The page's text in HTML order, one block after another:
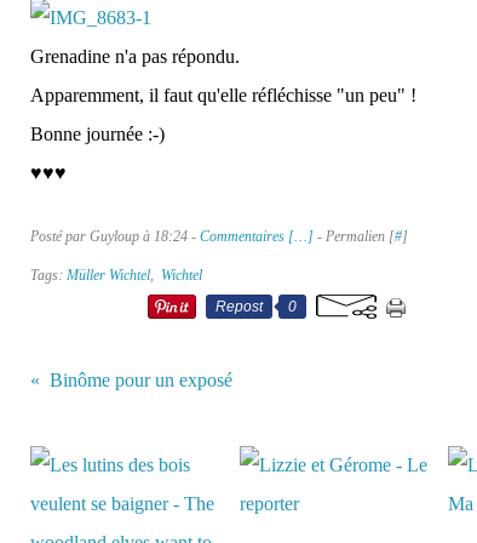
Grenadine n'a pas répondu.
Apparemment, il faut qu'elle réfléchisse "un peu" !
Bonne journée :-)
♥♥♥
Posté par Guyloup à 18:24 - Commentaires […] - Permalien [#]
Tags: Müller Wichtel, Wichtel
Repost
0
Binôme pour un exposé